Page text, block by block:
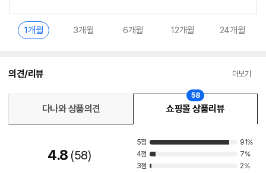
1개월 3개월 6개월 12개월 24개월
의견/리뷰 더보기
다나와 상품의견 쇼핑몰 상품리뷰
58
4.8 58
5점
91%
4점
7%
3점
2%